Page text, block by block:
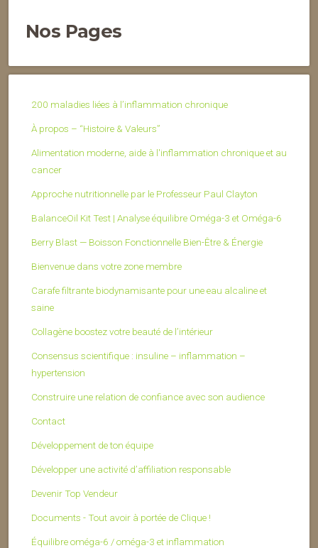
Nos Pages
200 maladies liées à l’inflammation chronique
À propos – “Histoire & Valeurs”
Alimentation moderne, aide à l'inflammation chronique et au
cancer
Approche nutritionnelle par le Professeur Paul Clayton
BalanceOil Kit Test | Analyse équilibre Oméga-3 et Oméga-6
Berry Blast — Boisson Fonctionnelle Bien-Être & Énergie
Bienvenue dans votre zone membre
Carafe filtrante biodynamisante pour une eau alcaline et
saine
Collagène boostez votre beauté de l’intérieur
Consensus scientifique : insuline – inflammation –
hypertension
Construire une relation de confiance avec son audience
Contact
Développement de ton équipe
Développer une activité d’affiliation responsable
Devenir Top Vendeur
Documents - Tout avoir à portée de Clique !
Équilibre oméga-6 / oméga-3 et inflammation